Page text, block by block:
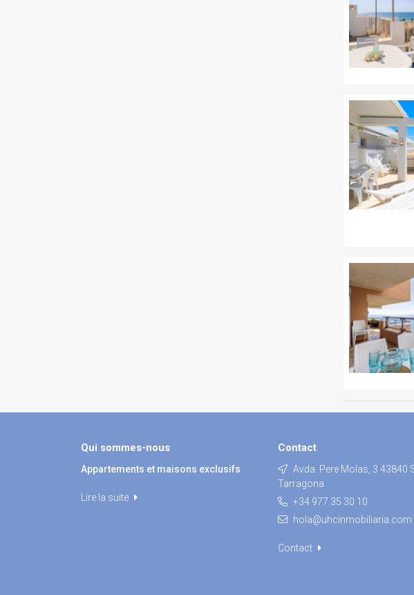
Qui sommes-nous
Appartements et maisons exclusifs
Lire la suite
Contact
Avda. Pere Molas, 3 43840
Tarragona
+34 977 35 30 10
hola@uhcinmobiliaria.com
Contact